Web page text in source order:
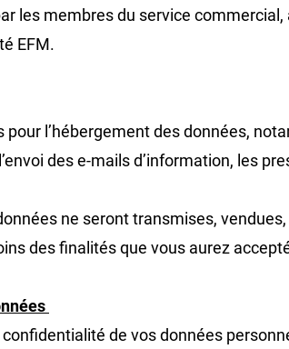
les membres du service
EFM.
l’hébergement des données,
des e-mails d’information, les
ne seront transmises,
des finalités que vous aurez
de vos données